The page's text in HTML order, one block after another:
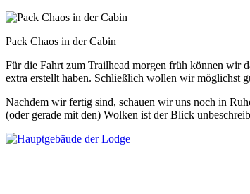
Pack Chaos in der Cabin
Für die Fahrt zum Trailhead morgen früh können wir
extra erstellt haben. Schließlich wollen wir möglichst
Nachdem wir fertig sind, schauen wir uns noch in
(oder gerade mit den) Wolken ist der Blick